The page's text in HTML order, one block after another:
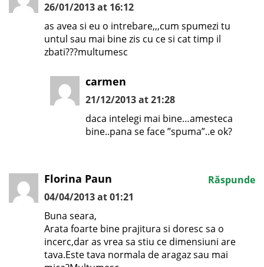
26/01/2013 at 16:12
as avea si eu o intrebare,,,cum spumezi tu
untul sau mai bine zis cu ce si cat timp il
zbati???multumesc
carmen
21/12/2013 at 21:28
daca intelegi mai bine…amesteca
bine..pana se face ”spuma”..e ok?
Florina Paun
04/04/2013 at 01:21
Buna seara,
Arata foarte bine prajitura si doresc sa o
incerc,dar as vrea sa stiu ce dimensiuni are
tava.Este tava normala de aragaz sau mai
Răspunde